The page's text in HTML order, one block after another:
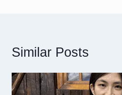
Similar Posts